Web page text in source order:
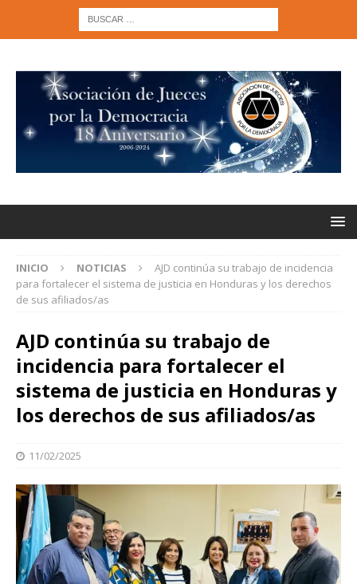
INICIO NOTICIAS
AJD continúa su trabajo de incidencia
para fortalecer el sistema de justicia en Honduras y los derechos
de sus afiliados/as
AJD continúa su trabajo de
incidencia para fortalecer el
sistema de justicia en Honduras y
los derechos de sus afiliados/as
11/02/2025